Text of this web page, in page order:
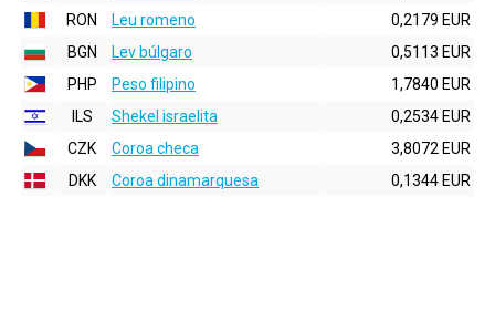
RON
Leu romeno
0,2179 EUR
BGN
Lev búlgaro
0,5113 EUR
PHP
Peso filipino
1,7840 EUR
ILS
Shekel israelita
0,2534 EUR
CZK
Coroa checa
3,8072 EUR
DKK
Coroa dinamarquesa 0,1344 EUR